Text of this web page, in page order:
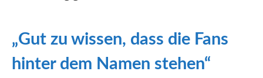
„Gut zu wissen, dass die Fans
hinter dem Namen stehen“